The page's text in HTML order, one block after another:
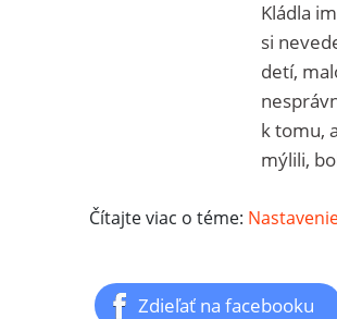
Kládla
si
detí,
k tomu,
mýlili,
Čítajte viac o téme:
Zdieľať na facebooku